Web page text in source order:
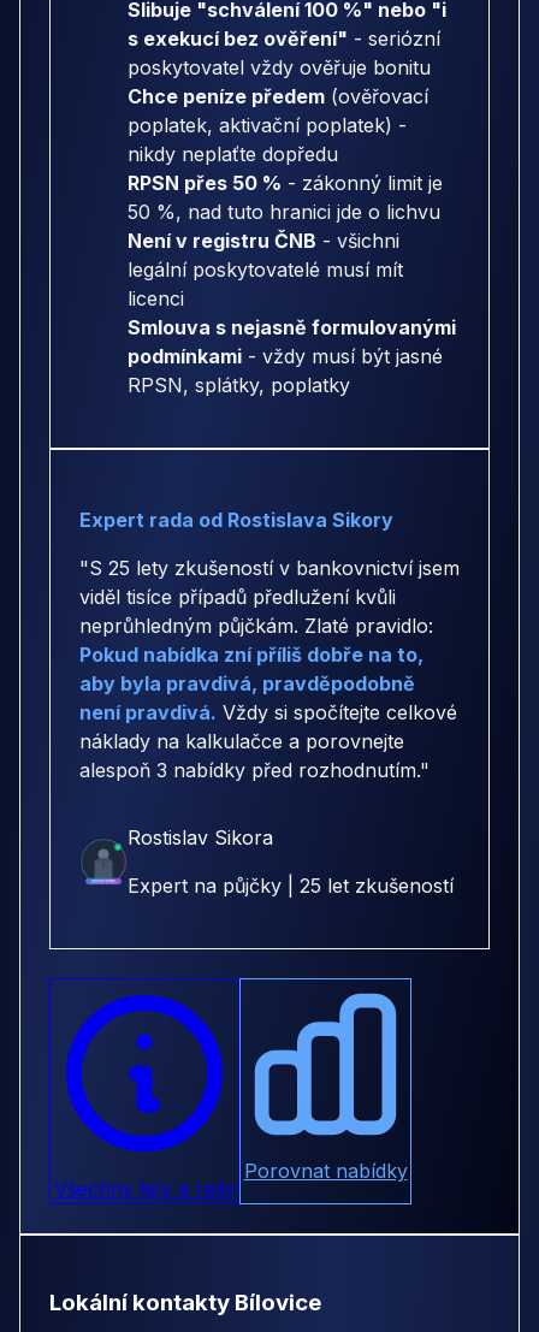
Slibuje "schválení 100 %" nebo "i
s exekucí bez ověření" - seriózní
poskytovatel vždy ověřuje bonitu
Chce peníze předem (ověřovací
poplatek, aktivační poplatek) -
nikdy neplaťte dopředu
RPSN přes 50 % - zákonný limit je
50 %, nad tuto hranici jde o lichvu
Není v registru ČNB - všichni
legální poskytovatelé musí mít
licenci
Smlouva s nejasně formulovanými
podmínkami - vždy musí být jasné
RPSN, splátky, poplatky
Expert rada od Rostislava Sikory
"S 25 lety zkušeností v bankovnictví jsem
viděl tisíce případů předlužení kvůli
neprůhledným půjčkám. Zlaté pravidlo:
Pokud nabídka zní příliš dobře na to,
aby byla pravdivá, pravděpodobně
není pravdivá. Vždy si spočítejte celkové
náklady na kalkulačce a porovnejte
alespoň 3 nabídky před rozhodnutím."
Rostislav Sikora
Expert na půjčky | 25 let zkušeností
Všechny tipy a rady
Porovnat nabídky
Lokální kontakty Bílovice